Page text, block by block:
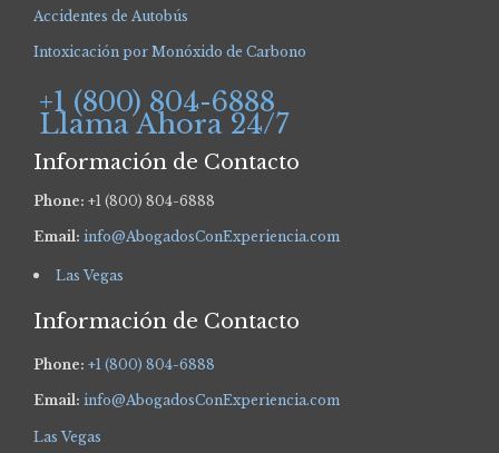
Accidentes de Autobús
Intoxicación por Monóxido de Carbono
+1 (800) 804-6888
Llama Ahora 24/7
Información de Contacto
Phone: +1 (800) 804-6888
Email: info@AbogadosConExperiencia.com
Las Vegas
Información de Contacto
Phone: +1 (800) 804-6888
Email: info@AbogadosConExperiencia.com
Las Vegas